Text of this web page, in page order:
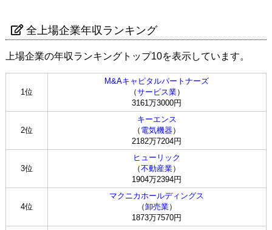
全上場企業年収ランキング
上場企業の年収ランキングトップ10を表示しています。
1位
M&Aキャピタルパートナーズ
（サービス業）
3161万3000円
2位
キーエンス
（ 電気機器）
2182万7204円
3位
ヒューリック
（不動産業）
1904万2394円
4位
マクニカホールディングス
（卸売業）
1873万7570円